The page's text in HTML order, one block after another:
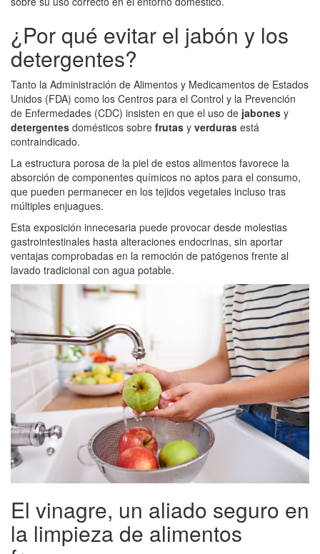
¿Por qué evitar el jabón y los
detergentes?
Tanto la Administración de Alimentos y Medicamentos de Estados
Unidos (FDA) como los Centros para el Control y la Prevención
de Enfermedades (CDC) insisten en que el uso de jabones y
detergentes domésticos sobre frutas y verduras está
contraindicado.
La estructura porosa de la piel de estos alimentos favorece la
absorción de componentes químicos no aptos para el consumo,
que pueden permanecer en los tejidos vegetales incluso tras
múltiples enjuagues.
Esta exposición innecesaria puede provocar desde molestias
gastrointestinales hasta alteraciones endocrinas, sin aportar
ventajas comprobadas en la remoción de patógenos frente al
lavado tradicional con agua potable.
El vinagre, un aliado seguro en
la limpieza de alimentos